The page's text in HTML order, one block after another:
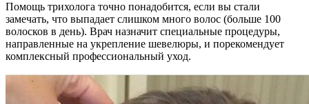
Помощь трихолога точно понадобится, если вы стали
замечать, что выпадает слишком много волос (больше 100
волосков в день). Врач назначит специальные процедуры,
направленные на укрепление шевелюры, и порекомендует
комплексный профессиональный уход.